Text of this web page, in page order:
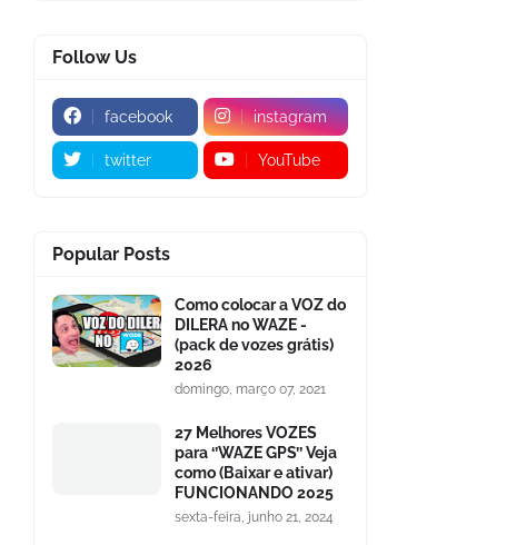
Follow Us
facebook instagram
twitter YouTube
Popular Posts
Como colocar a VOZ do
DILERA no WAZE -
(pack de vozes grátis)
2026
domingo, março 07, 2021
27 Melhores VOZES
para ‘’WAZE GPS’’ Veja
como (Baixar e ativar)
FUNCIONANDO 2025
sexta-feira, junho 21, 2024